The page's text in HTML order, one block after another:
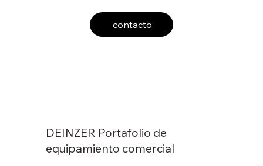
contacto
DEINZER Portafolio de
equipamiento comercial